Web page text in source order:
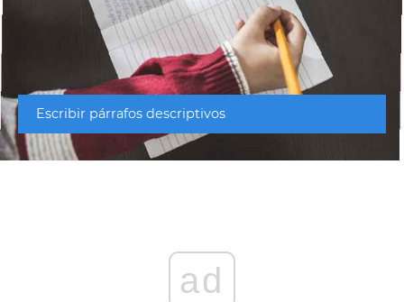
Escribir párrafos descriptivos
ad